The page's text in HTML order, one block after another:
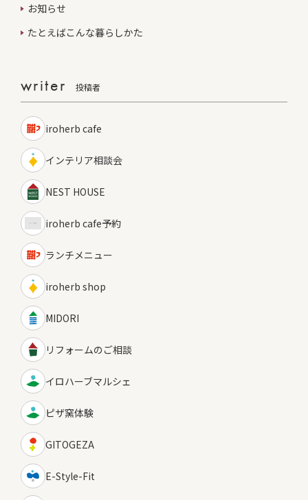
お知らせ
たとえばこんな暮らしかた
writer 投稿者
iroherb cafe
インテリア相談会
NEST HOUSE
iroherb cafe予約
ランチメニュー
iroherb shop
MIDORI
リフォームのご相談
イロハーブマルシェ
ピザ窯体験
GITOGEZA
E-Style-Fit